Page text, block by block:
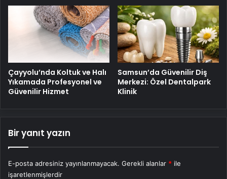
Çayyolu’nda Koltuk ve Halı
Yıkamada Profesyonel ve
Güvenilir Hizmet
Samsun’da Güvenilir Diş
Merkezi: Özel Dentalpark
Klinik
Bir yanıt yazın
E-posta adresiniz yayınlanmayacak. Gerekli alanlar * ile
işaretlenmişlerdir